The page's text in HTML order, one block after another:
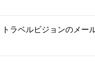
ラベルビジョンのメー